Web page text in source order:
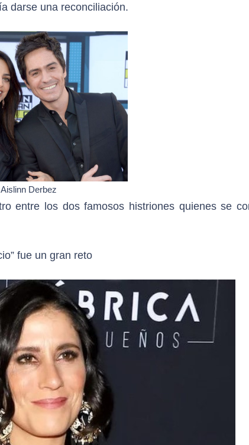
darse una reconciliación.
Derbez
entre los dos famosos histriones quienes se
fue un gran reto